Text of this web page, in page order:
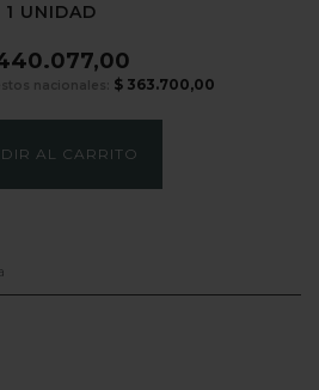
1 UNIDAD
nacionales: $363.700,00
AL CARRITO